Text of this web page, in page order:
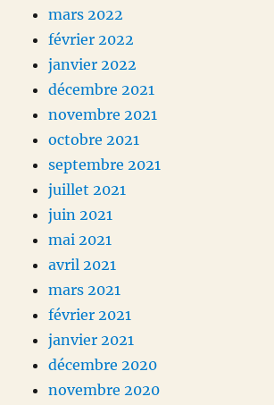
mars 2022
février 2022
janvier 2022
décembre 2021
novembre 2021
octobre 2021
septembre 2021
juillet 2021
juin 2021
mai 2021
avril 2021
mars 2021
février 2021
janvier 2021
décembre 2020
novembre 2020